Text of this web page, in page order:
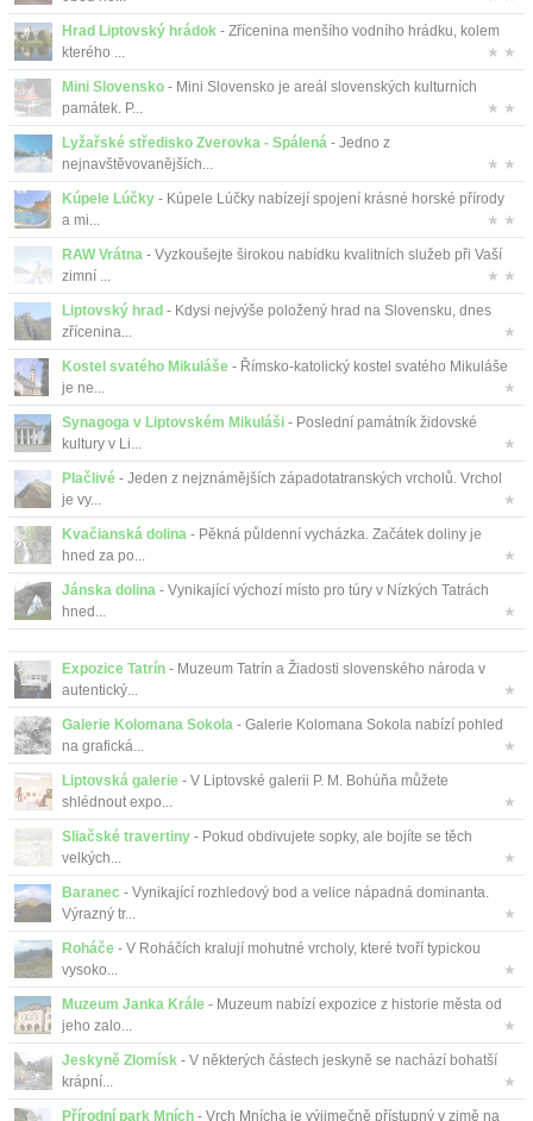
Hrad Liptovský hrádok - Zřícenina menšího vodního hrádku, kolem
kterého ...
★ ★
Mini Slovensko - Mini Slovensko je areál slovenských kulturních
památek. P...
★ ★
Lyžařské středisko Zverovka - Spálená - Jedno z
nejnavštěvovanějších...
★ ★
Kúpele Lúčky - Kúpele Lúčky nabízejí spojení krásné horské přírody
a mi...
★ ★
RAW Vrátna - Vyzkoušejte širokou nabídku kvalitních služeb při Vaší
zimní ...
★ ★
Liptovský hrad - Kdysi nejvýše položený hrad na Slovensku, dnes
zřícenina...
★
Kostel svatého Mikuláše - Římsko-katolický kostel svatého Mikuláše
je ne...
★
Synagoga v Liptovském Mikuláši - Poslední památník židovské
kultury v Li...
★
Plačlivé - Jeden z nejznámějších západotatranských vrcholů. Vrchol
je vy...
★
Kvačianská dolina - Pěkná půldenní vycházka. Začátek doliny je
hned za po...
★
Jánska dolina - Vynikající výchozí místo pro túry v Nízkých Tatrách
hned...
★
Expozice Tatrín - Muzeum Tatrín a Žiadosti slovenského národa v
autentický...
★
Galerie Kolomana Sokola - Galerie Kolomana Sokola nabízí pohled
na grafická...
★
Liptovská galerie - V Liptovské galerii P. M. Bohúňa můžete
shlédnout expo...
★
Sliačské travertiny - Pokud obdivujete sopky, ale bojíte se těch
velkých...
★
Baranec - Vynikající rozhledový bod a velice nápadná dominanta.
Výrazný tr...
★
Roháče - V Roháčích kralují mohutné vrcholy, které tvoří typickou
vysoko...
★
Muzeum Janka Krále - Muzeum nabízí expozice z historie města od
jeho zalo...
★
Jeskyně Zlomísk - V některých částech jeskyně se nachází bohatší
krápní...
★
Přírodní park Mních - Vrch Mnícha je výjimečně přístupný v zimě na